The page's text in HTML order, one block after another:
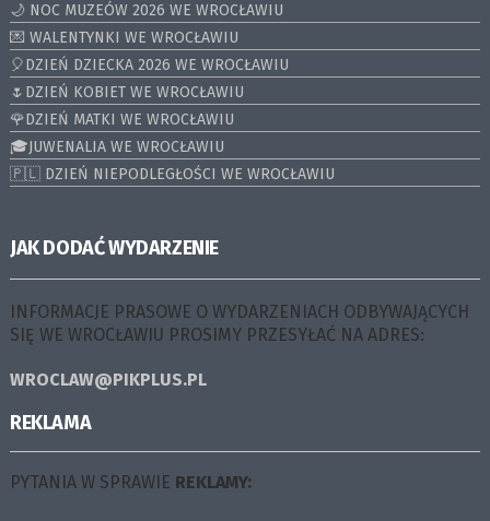
🌙 NOC MUZEÓW 2026 WE WROCŁAWIU
💌 WALENTYNKI WE WROCŁAWIU
🎈DZIEŃ DZIECKA 2026 WE WROCŁAWIU
🌷DZIEŃ KOBIET WE WROCŁAWIU
🌹DZIEŃ MATKI WE WROCŁAWIU
🎓JUWENALIA WE WROCŁAWIU
🇵🇱 DZIEŃ NIEPODLEGŁOŚCI WE WROCŁAWIU
JAK DODAĆ WYDARZENIE
INFORMACJE PRASOWE O WYDARZENIACH ODBYWAJĄCYCH
SIĘ WE WROCŁAWIU PROSIMY PRZESYŁAĆ NA ADRES:
WROCLAW@PIKPLUS.PL
REKLAMA
PYTANIA W SPRAWIE REKLAMY: